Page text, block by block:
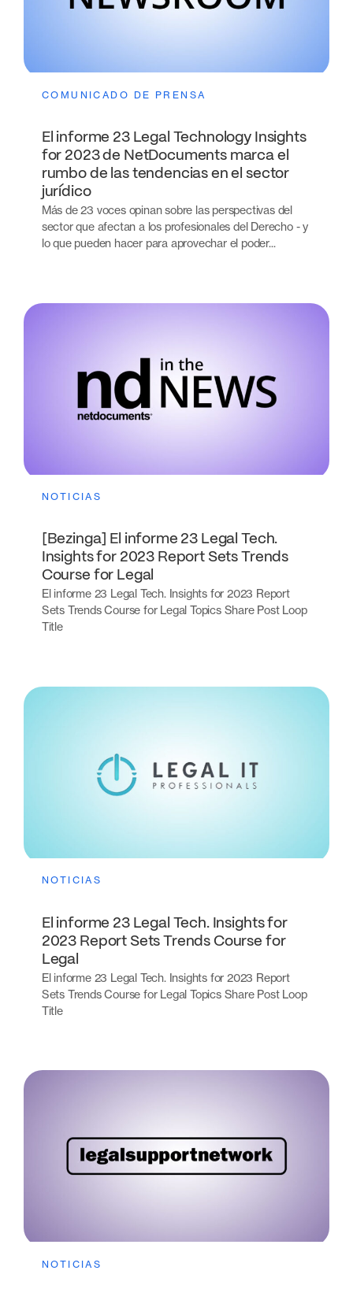
COMUNICADO DE PRENSA
El informe 23 Legal Technology Insights
for 2023 de NetDocuments marca el
rumbo de las tendencias en el sector
jurídico
Más de 23 voces opinan sobre las perspectivas del
sector que afectan a los profesionales del Derecho - y
lo que pueden hacer para aprovechar el poder...
NOTICIAS
[Bezinga] El informe 23 Legal Tech.
Insights for 2023 Report Sets Trends
Course for Legal
El informe 23 Legal Tech. Insights for 2023 Report
Sets Trends Course for Legal Topics Share Post Loop
Title
NOTICIAS
El informe 23 Legal Tech. Insights for
2023 Report Sets Trends Course for
Legal
El informe 23 Legal Tech. Insights for 2023 Report
Sets Trends Course for Legal Topics Share Post Loop
Title
NOTICIAS